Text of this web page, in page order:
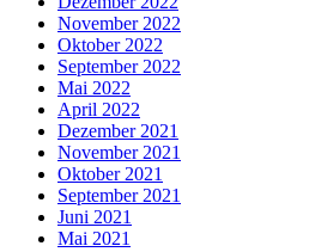
November 2022
Oktober 2022
September 2022
Mai 2022
April 2022
Dezember 2021
November 2021
Oktober 2021
September 2021
Juni 2021
Mai 2021